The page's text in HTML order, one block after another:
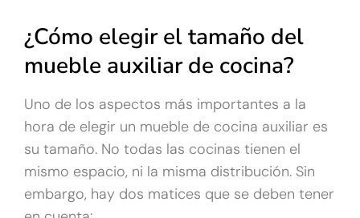
¿Cómo elegir el tamaño del
mueble auxiliar de cocina?
Uno de los aspectos más importantes a la
hora de elegir un mueble de cocina auxiliar es
su tamaño. No todas las cocinas tienen el
mismo espacio, ni la misma distribución. Sin
embargo, hay dos matices que se deben tener